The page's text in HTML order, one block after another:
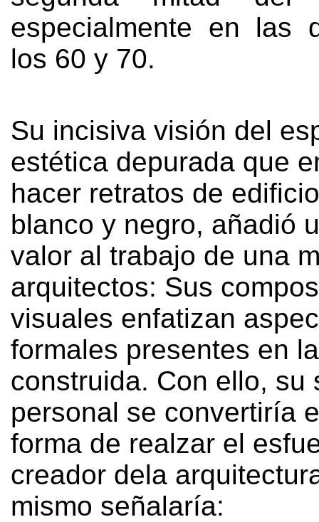
especialmente en las
los 60 y 70.
Su incisiva visión del
estética depurada que
hacer retratos de
blanco y negro, añadió
valor al trabajo de una
arquitectos: Sus
visuales enfatizan
formales presentes en
construida. Con ello, su
personal se convertiría
forma de realzar el
creador dela
mismo señalaría: